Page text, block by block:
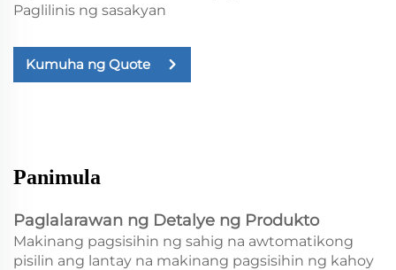
Paglilinis ng sasakyan
Kumuha ng Quote
Panimula
Paglalarawan ng Detalye ng Produkto
Makinang pagsisihin ng sahig na awtomatikong
pisilin ang lantay na makinang pagsisihin ng kahoy